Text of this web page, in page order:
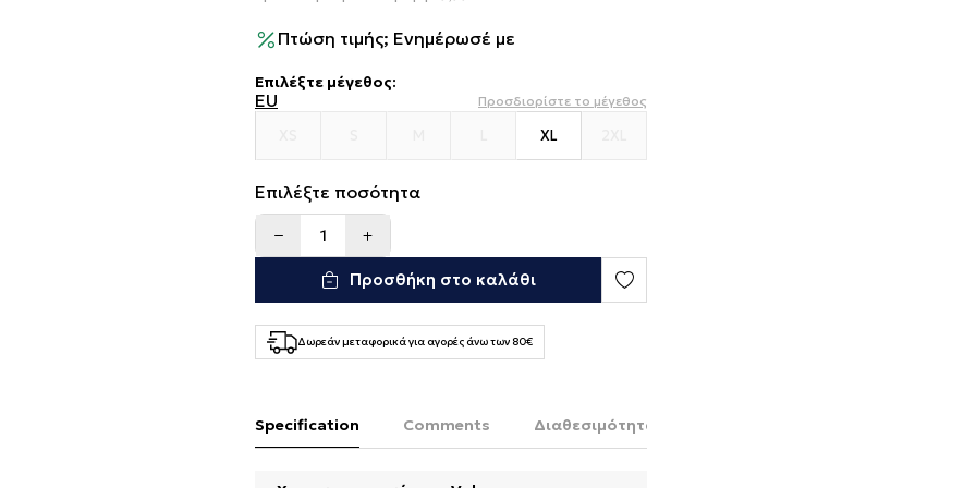
Πτώση τιμής; Ενημέρωσέ με
Επιλέξτε μέγεθος:
EU Προσδιορίστε το μέγεθος
XL
Επιλέξτε ποσότητα
Προσθήκη στο καλάθι
Δωρεάν μεταφορικά για αγορές άνω των 80€
Specification Comments Διαθεσιμότητα στο κατάστημα